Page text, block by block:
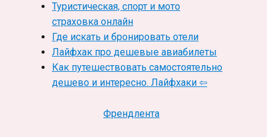
Туристическая, спорт и мото
страховка онлайн
Где искать и бронировать отели
Лайфхак про дешевые авиабилеты
Как путешествовать самостоятельно
дешево и интересно. Лайфхаки ⇦
Френдлента